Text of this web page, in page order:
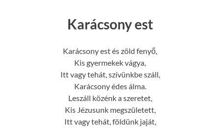
Karácsony est
Karácsony est és zöld fenyő,
Kis gyermekek vágya,
Itt vagy tehát, szívünkbe száll,
Karácsony édes álma.
Leszáll közénk a szeretet,
Kis Jézusunk megszületett,
Itt vagy tehát, földünk jaját,